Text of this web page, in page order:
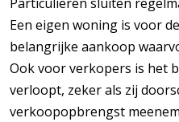
Een eigen woning is voor
belangrijke aankoop
Ook voor verkopers is het
verloopt, zeker als zij
verkoopopbrengst